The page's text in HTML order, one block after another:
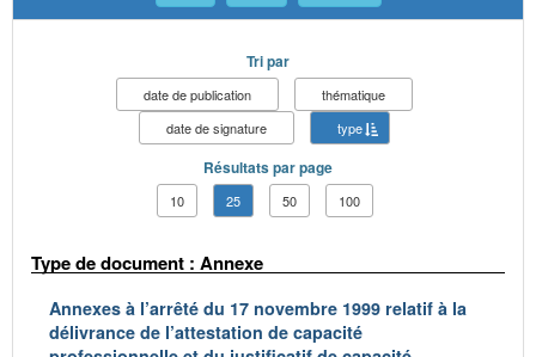
Tri par
date de publication
thématique
date de signature
type
Résultats par page
10 25 50 100
Type de document : Annexe
Annexes à l’arrêté du 17 novembre 1999 relatif à la
délivrance de l’attestation de capacité